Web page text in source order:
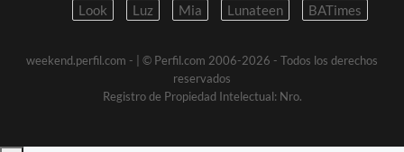
Look
Luz Mia Lunateen BATimes
weekend.perfil.com -
| © Perfil.com 2006-2026 - Todos los derechos
reservados
Registro de Propiedad Intelectual: Nro.